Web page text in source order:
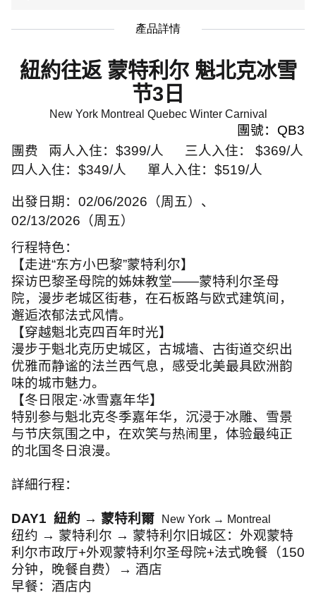
產品詳情
紐約往返 蒙特利尔 魁北克冰雪
节3 日
New York Montreal Quebec Winter Carnival
團號： QB3
團费
兩人入住： $399/人 三人入住： $369/人
四人入住： $349/人 單人入住： $519/人
出發日期： 02/06/2026 （周五）、
02/13/2026 （周五）
行程特色：
【走进“东方小巴黎”蒙特利尔】
探访巴黎圣母院的姊妹教堂——蒙特利尔圣母
院，漫步老城区街巷，在石板路与欧式建筑间，
邂逅浓郁法式风情。
【穿越魁北克四百年时光】
漫步于魁北克历史城区，古城墙、古街道交织出
优雅而静谧的法兰西气息，感受北美最具欧洲韵
味的城市魅力。
【冬日限定·冰雪嘉年华】
特别参与魁北克冬季嘉年华，沉浸于冰雕、雪景
与节庆氛围之中，在欢笑与热闹里，体验最纯正
的北国冬日浪漫。
詳細行程：
DAY1 紐約 → 蒙特利爾 New York → Montreal
纽约 → 蒙特利尔 → 蒙特利尔旧城区：外观蒙特
利尔市政厅+外观蒙特利尔圣母院+法式晚餐（150
分钟，晚餐自费）
→ 酒店
早餐：酒店内